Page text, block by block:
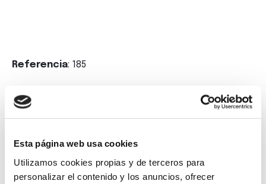
Esta página web usa cookies
Utilizamos cookies propias y de terceros para
personalizar el contenido y los anuncios, ofrecer
Referencia: 185
Etiquetas : #acoruña, #empleo, #agenciainmobiliaria